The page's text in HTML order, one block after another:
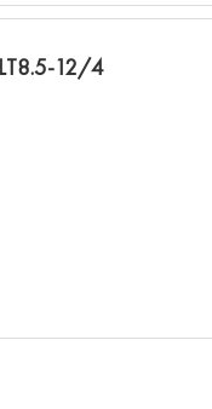
12/4